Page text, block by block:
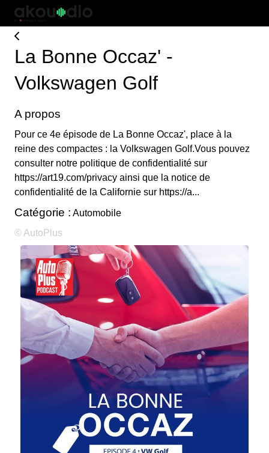
La Bonne Occaz' -
Volkswagen Golf
A propos
Pour ce 4e épisode de La Bonne Occaz', place à la
reine des compactes : la Volkswagen Golf.Vous pouvez
consulter notre politique de confidentialité sur
https://art19.com/privacy ainsi que la notice de
confidentialité de la Californie sur https://a...
Catégorie : Automobile
© AutoPlus